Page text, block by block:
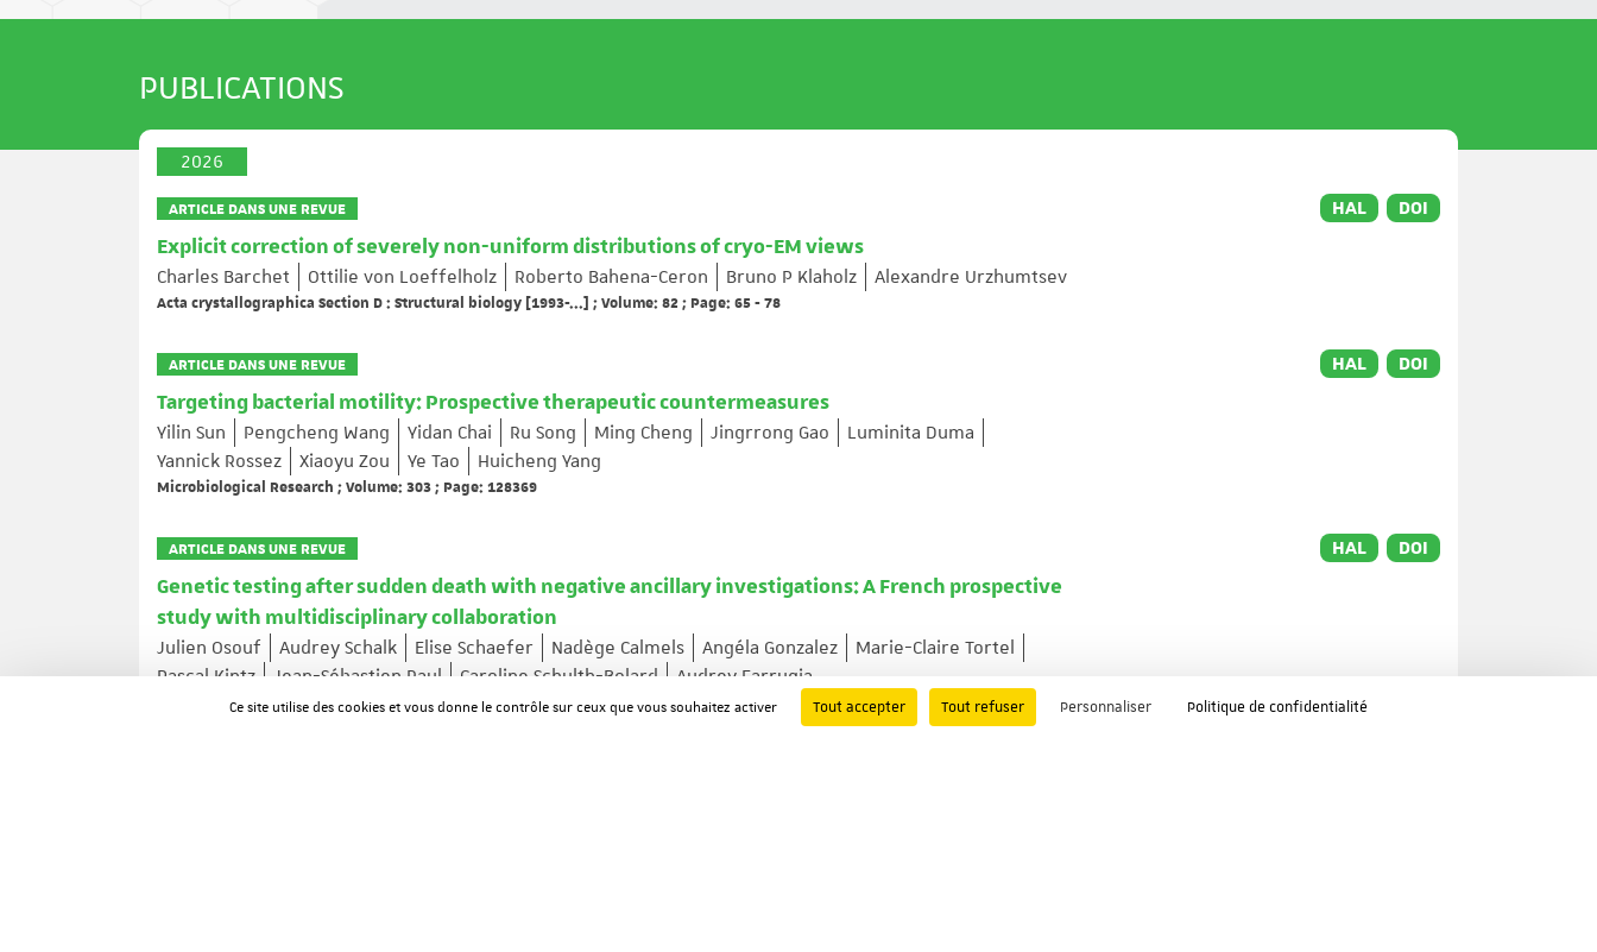
PUBLICATIONS
2026
ARTICLE DANS UNE REVUE
Explicit correction of severely non-uniform distributions of cryo-EM views
Charles Barchet Ottilie von Loeffelholz Roberto Bahena-Ceron Bruno P Klaholz Alexandre Urzhumtsev
Acta crystallographica Section D : Structural biology [1993-...] ; Volume: 82 ; Page: 65 - 78
HAL DOI
ARTICLE DANS UNE REVUE
Targeting bacterial motility: Prospective therapeutic countermeasures
Yilin Sun Pengcheng Wang Yidan Chai Ru Song Ming Cheng Jingrrong Gao
Luminita Duma
Yannick Rossez
Xiaoyu Zou Ye Tao Huicheng Yang
Microbiological Research ; Volume: 303 ; Page: 128369
HAL DOI
ARTICLE DANS UNE REVUE
Genetic testing after sudden death with negative ancillary investigations: A French prospective
study with multidisciplinary collaboration
Julien Osouf Audrey Schalk Elise Schaefer Nadège Calmels Angéla Gonzalez
Marie-Claire Tortel
Pascal Kintz
Jean-Sébastien Raul Caroline Schulth-Bolard Audrey Farrugia
Forensic Science International: Genetics ; Volume: 81 ; Page: 103375
HAL DOI
Ce site utilise des cookies et vous donne le contrôle sur ceux que vous souhaitez activer Tout accepter Tout refuser Personnaliser Politique de confidentialité